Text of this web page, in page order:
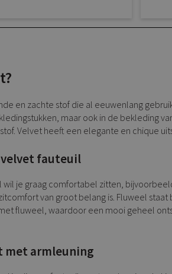
en zachte stof die al eeuwenlang
maar ook in de bekleding
Velvet heeft een elegante en chique
fauteuil
wil je graag comfortabel zitten,
van groot belang is. Fluweel
fluweel, waardoor een mooi geheel
met armleuning